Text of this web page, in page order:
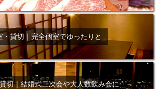
・貸切｜完全個室でゆったりと
切｜結婚式二次会や大人数飲み会に